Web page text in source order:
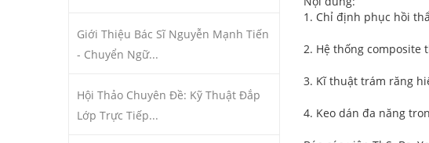
Giới Thiệu Bác Sĩ Nguyễn Mạnh Tiến
- Chuyển Ngữ...
Hội Thảo Chuyên Đề: Kỹ Thuật Đắp
Lớp Trực Tiếp...
1. Chỉ định phục hồi
2. Hệ thống composite
3. Kĩ thuật trám răng
4. Keo dán đa năng